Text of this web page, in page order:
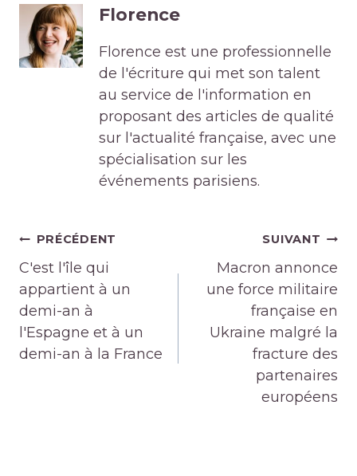
Florence
Florence est une professionnelle
de l'écriture qui met son talent
au service de l'information en
proposant des articles de qualité
sur l'actualité française, avec une
spécialisation sur les
événements parisiens.
Navigation
de
l’article
PRÉCÉDENT
C'est l'île qui
appartient à un
demi-an à
l'Espagne et à un
demi-an à la France
SUIVANT
Macron annonce
une force militaire
française en
Ukraine malgré la
fracture des
partenaires
européens